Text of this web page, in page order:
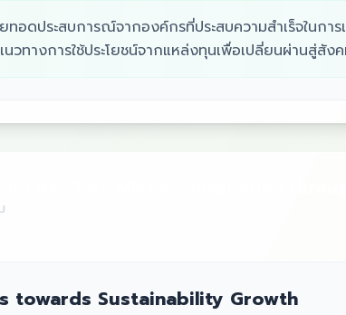
ทอดประสบการณ์จากองค์กรที่ประสบความสำเร็จในก
วทางการใช้ประโยชน์จากแหล่งทุนเพื่อเปลี่ยนผ่านสู่สัง
towards Sustainability Growth